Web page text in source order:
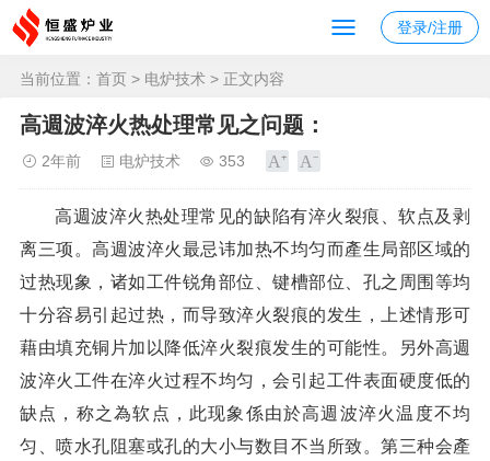
登录/注册
当前位置： 首页 > 电炉技术 > 正文内容
高週波淬火热处理常见之问题：
2年前 电炉技术 353
高週波淬火热处理常见的缺陷有淬火裂痕、软点及剥
离三项。高週波淬火最忌讳加热不均匀而產生局部区域的
过热现象，诸如工件锐角部位、键槽部位、孔之周围等均
十分容易引起过热，而导致淬火裂痕的发生，上述情形可
藉由填充铜片加以降低淬火裂痕发生的可能性。另外高週
波淬火工件在淬火过程不均匀，会引起工件表面硬度低的
缺点，称之為软点，此现象係由於高週波淬火温度不均
匀、喷水孔阻塞或孔的大小与数目不当所致。第三种会產